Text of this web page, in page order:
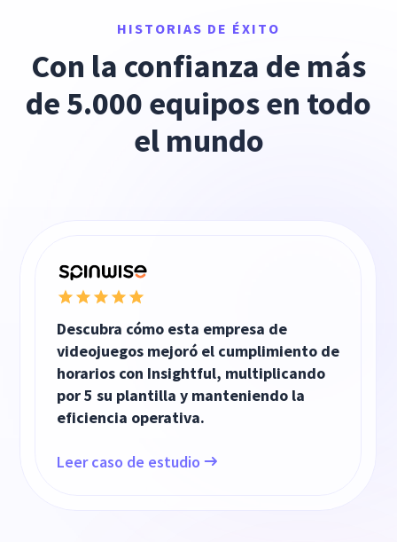
HISTORIAS DE ÉXITO
Con la confianza de más
de 5.000 equipos en todo
el mundo
Descubra cómo esta empresa de
videojuegos mejoró el cumplimiento de
horarios con Insightful, multiplicando
por 5 su plantilla y manteniendo la
eficiencia operativa.
Leer caso de estudio